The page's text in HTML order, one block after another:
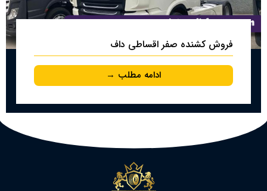
فروش کشنده صفر اقساطی داف
ادامه مطلب →